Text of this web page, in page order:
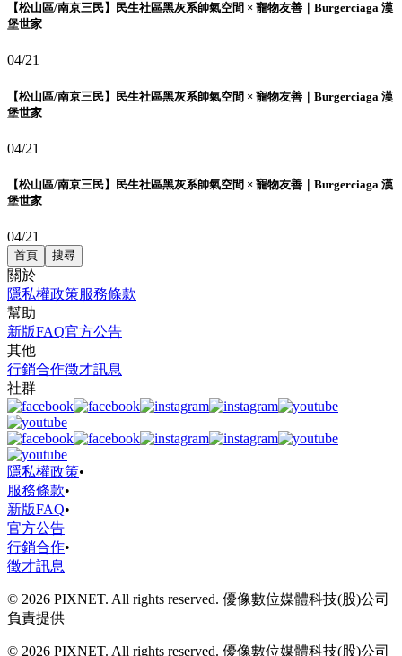
【松山區/南京三民】民生社區黑灰系帥氣空間 × 寵物友善｜Burgerciaga 漢
堡世家
04/21
【松山區/南京三民】民生社區黑灰系帥氣空間 × 寵物友善｜Burgerciaga 漢
堡世家
04/21
【松山區/南京三民】民生社區黑灰系帥氣空間 × 寵物友善｜Burgerciaga 漢
堡世家
04/21
首頁 搜尋
關於
隱私權政策服務條款
幫助
新版FAQ官方公告
其他
行銷合作徵才訊息
社群
隱私權政策•
服務條款•
新版FAQ•
官方公告
行銷合作•
徵才訊息
© 2026 PIXNET. All rights reserved. 優像數位媒體科技(股)公司
負責提供
© 2026 PIXNET. All rights reserved. 優像數位媒體科技(股)公司